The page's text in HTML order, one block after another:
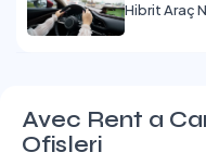
Hibrit Araç
Avec Rent a
Ofisleri